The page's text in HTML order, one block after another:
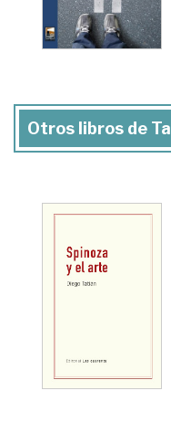
Otros libros de